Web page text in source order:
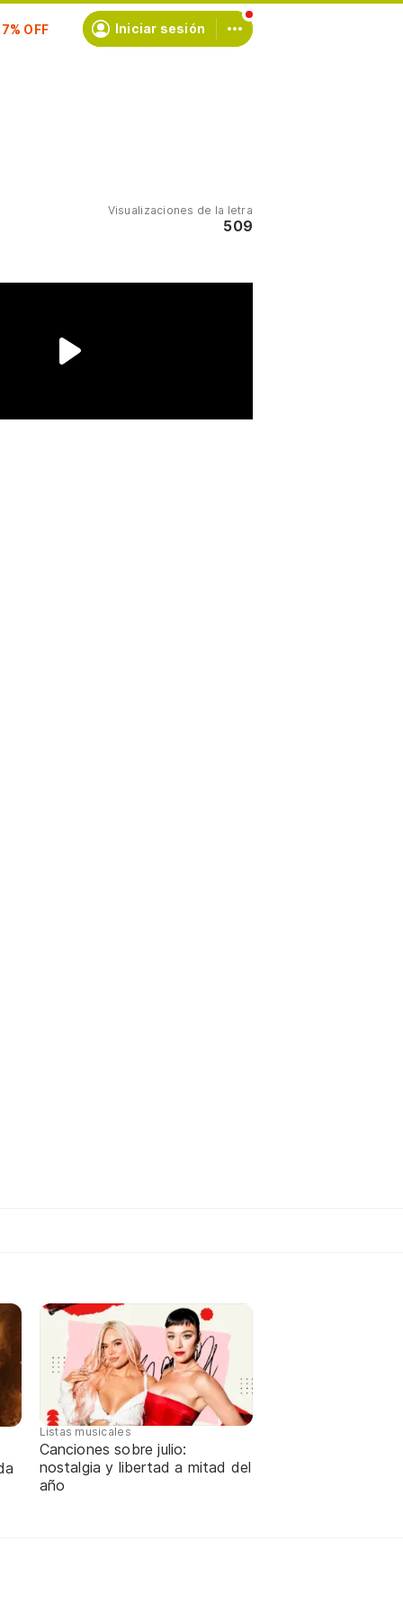
Iniciar sesión
Visualizaciones de la letra
509
Listas musicales
Canciones sobre julio:
nostalgia y libertad a mitad del
año